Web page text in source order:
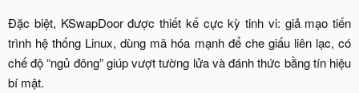
Đặc biệt, KSwapDoor được thiết kế cực kỳ tinh vi: giả mạo tiến
trình hệ thống Linux, dùng mã hóa mạnh để che giấu liên lạc, có
chế độ “ngủ đông” giúp vượt tường lửa và đánh thức bằng tín hiệu
bí mật.​